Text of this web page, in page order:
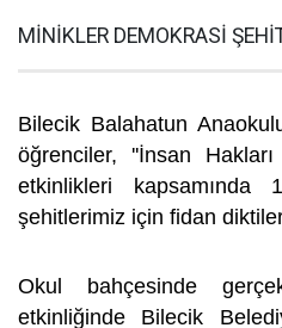
MİNİKLER DEMOKRASİ
Bilecik Balahatun
öğrenciler, ''İnsan
etkinlikleri kapsamında
şehitlerimiz için fidan
Okul bahçesinde
etkinliğinde Bilecik